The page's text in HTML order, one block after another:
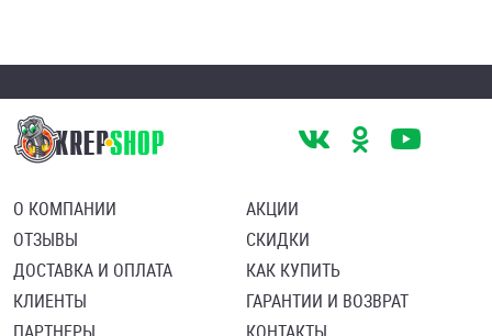
О КОМПАНИИ
ОТЗЫВЫ
ДОСТАВКА И ОПЛАТА
КЛИЕНТЫ
АКЦИИ
СКИДКИ
КАК КУПИТЬ
ГАРАНТИИ И ВОЗВРАТ